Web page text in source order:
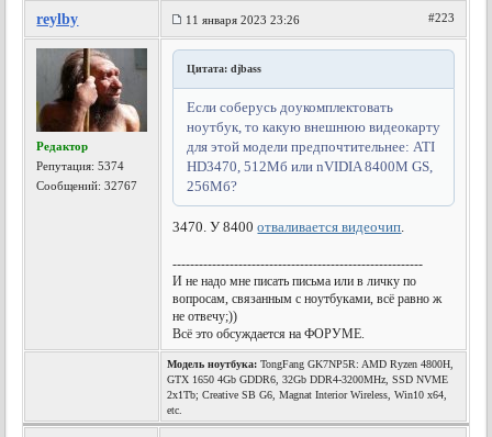
reylby 11 января 2023 23:26 #223
Редактор
Репутация:5374
Сообщений: 32767
Цитата: djbass
Если соберусь доукомплектовать
ноутбук, то какую внешнюю видеокарту
для этой модели предпочтительнее: ATI
HD3470, 512Мб или nVIDIA 8400M GS,
256Мб?
3470. У 8400отваливается видеочип.
---------------------------------------------------------
И не надо мне писать письма или в личку по
вопросам, связанным с ноутбуками, всё равно ж
не отвечу;))
Всё это обсуждается на ФОРУМЕ.
Модель ноутбука: TongFang GK7NP5R: AMD Ryzen 4800H,
GTX 1650 4Gb GDDR6, 32Gb DDR4-3200MHz, SSD NVME
2x1Tb; Creative SB G6, Magnat Interior Wireless, Win10 x64,
etc.